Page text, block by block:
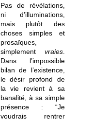
Pas de révélations,
ni d’illuminations,
mais plutôt des
choses simples et
prosaïques,
simplement vraies.
Dans l’impossible
bilan de l’existence,
le désir profond de
la vie revient à sa
banalité, à sa simple
présence : “Je
voudrais rentrer